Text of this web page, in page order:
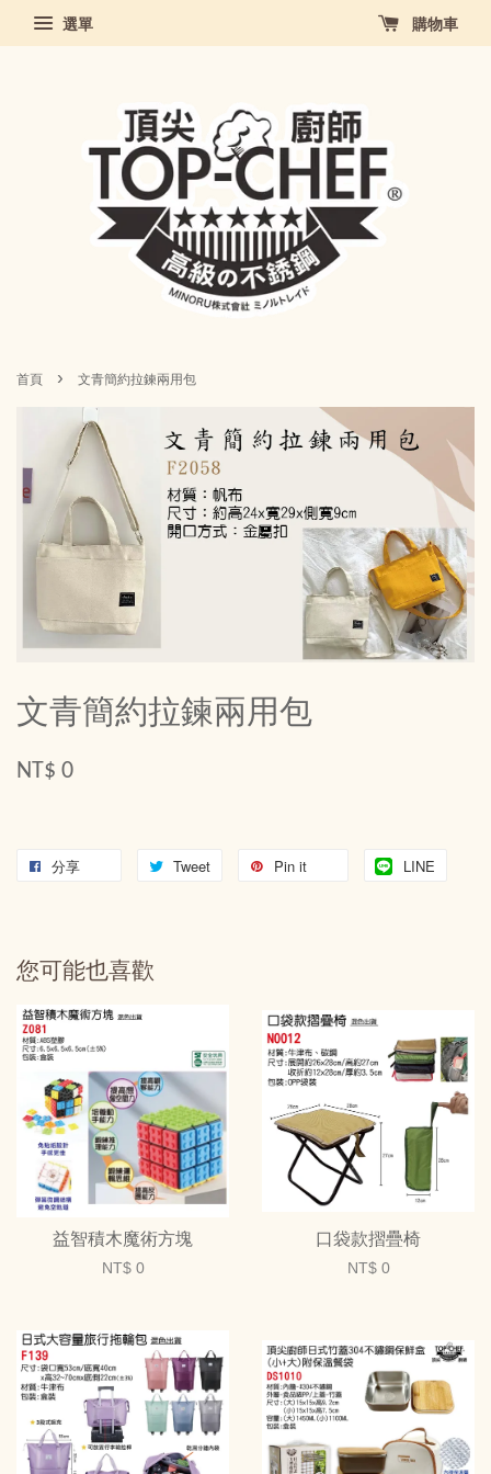
選單 購物車
首頁 › 文青簡約拉鍊兩用包
文青簡約拉鍊兩用包
NT$ 0
分享 Tweet Pin it LINE
您可能也喜歡
益智積木魔術方塊
NT$ 0
口袋款摺疊椅
NT$ 0